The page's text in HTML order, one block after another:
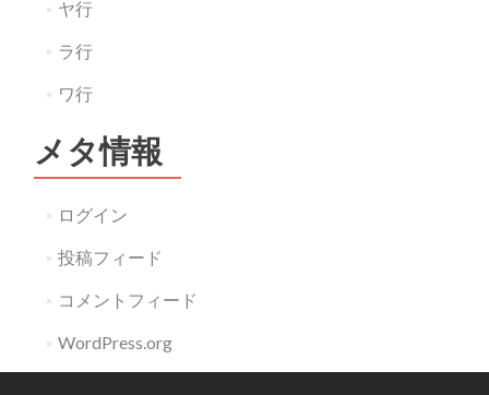
ヤ行
ラ行
ワ行
メタ情報
ログイン
投稿フィード
コメントフィード
WordPress.org